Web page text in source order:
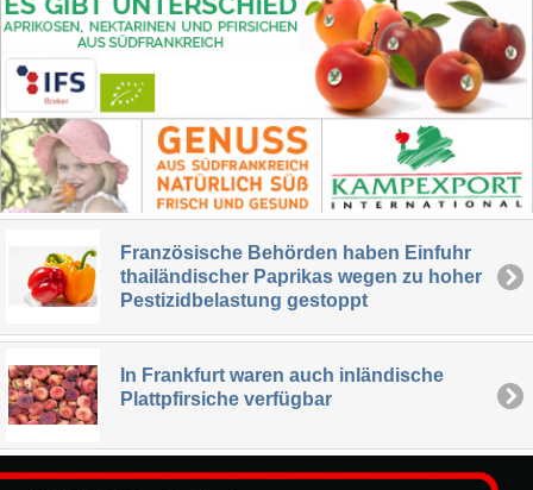
Französische Behörden haben Einfuhr
thailändischer Paprikas wegen zu hoher
Pestizidbelastung gestoppt
In Frankfurt waren auch inländische
Plattpfirsiche verfügbar